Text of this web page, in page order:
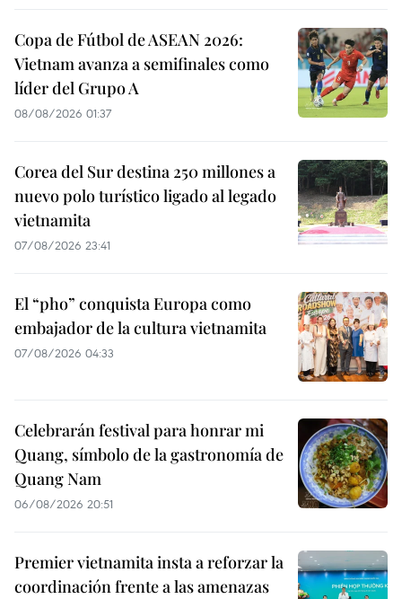
Copa de Fútbol de ASEAN 2026:
Vietnam avanza a semifinales como
líder del Grupo A
08/08/2026 01:37
Corea del Sur destina 250 millones a
nuevo polo turístico ligado al legado
vietnamita
07/08/2026 23:41
El “pho” conquista Europa como
embajador de la cultura vietnamita
07/08/2026 04:33
Celebrarán festival para honrar mi
Quang, símbolo de la gastronomía de
Quang Nam
06/08/2026 20:51
Premier vietnamita insta a reforzar la
coordinación frente a las amenazas